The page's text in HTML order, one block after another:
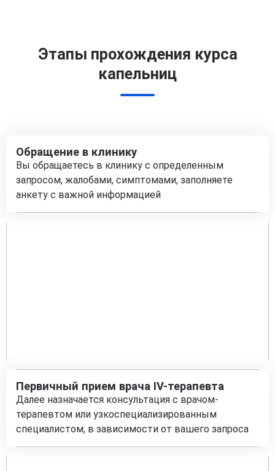
Этапы прохождения курса
капельниц
Обращение в клинику
Вы обращаетесь в клинику с определенным
запросом, жалобами, симптомами, заполняете
анкету с важной информацией
Первичный прием врача IV-терапевта
Далее назначается консультация с врачом-
терапевтом или узкоспециализированным
специалистом, в зависимости от вашего запроса